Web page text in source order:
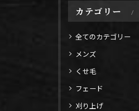
カテゴリー
全てのカテゴリー
メンズ
くせ毛
フェード
刈り上げ